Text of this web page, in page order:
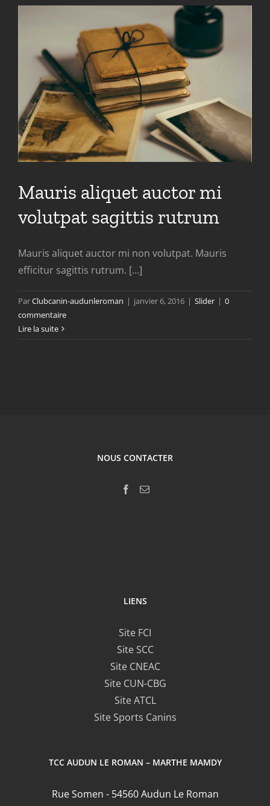
Mauris aliquet auctor mi
volutpat sagittis rutrum
Mauris aliquet auctor mi non volutpat. Mauris
efficitur sagittis rutrum. [...]
ParClubcanin-audunleroman | janvier 6, 2016 | Slider | 0
commentaire
Lire la suite
NOUS CONTACTER
LIENS
Site FCI
Site SCC
Site CNEAC
Site CUN-CBG
Site ATCL
Site Sports Canins
TCC AUDUN LE ROMAN – MARTHE MAMDY
Rue Somen - 54560 Audun Le Roman